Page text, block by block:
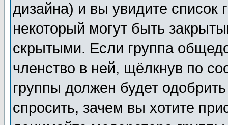
дизайна) и вы увидите список
некоторый могут быть
скрытыми. Если группа
членство в ней, щёлкнув по
группы должен будет
спросить, зачем вы хотите